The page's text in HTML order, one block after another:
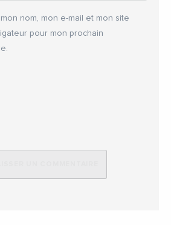
nom, mon e-mail et mon site
pour mon prochain